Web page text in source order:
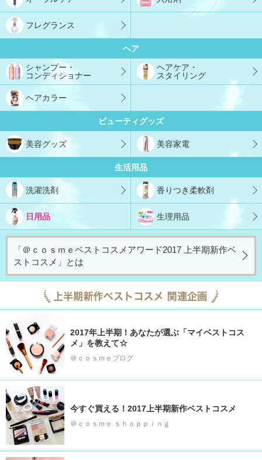
フレグランス
ヘア
シャンプー・
コンディショナー
ヘアケア・
スタイリング
ヘアカラー
ビューティグッズ
美容グッズ 美容家電
生活用品
洗濯洗剤 香りつき柔軟剤
日用品 生理用品
「＠ｃｏｓｍｅベストコスメアワード2017 上半期新作ベ
ストコスメ」とは
2017年上半期！あなたが選ぶ「マイベストコス
メ」を教えて☆
＠ｃｏｓｍｅブログ
今すぐ買える！2017上半期新作ベストコスメ
＠ｃｏｓｍｅ ｓｈｏｐｐｉｎｇ